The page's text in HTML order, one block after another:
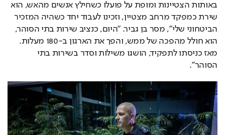
באותות הצטיינות ומופת על פועלו כשחילץ אנשים מהאש, הוא
שירת כמפקד מרחב מצטיין, וזכינו לעבוד יחד כשהיה המזכיר
הביטחוני שלי", מסר בן גביר. "היום, כנציב שירות בתי הסוהר,
הוא חולל מהפכה של ממש, והפך את הארגון ב-180 מעלות.
מאז כניסתו לתפקיד, הושגו משילות וסדר בשירות בתי
הסוהר".